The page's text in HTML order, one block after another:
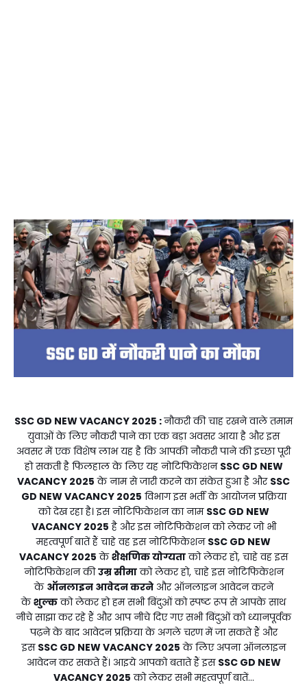
SSC GD NEW VACANCY 2025 :नौकरी की चाह रखने वाले तमाम
युवाओं के लिए नौकरी पाने का एक बड़ा अवसर आया है और इस
अवसर में एक विशेष लाभ यह है कि आपकी नौकरी पाने की इच्छा पूरी
हो सकती है फिलहाल के लिए यह नोटिफिकेशन SSC GD NEW
VACANCY 2025 के नाम से जारी करने का संकेत हुआ है और SSC
GD NEW VACANCY 2025 विभाग इस भर्ती के आयोजन प्रक्रिया
को देख रहा है। इस नोटिफिकेशन का नाम SSC GD NEW
VACANCY 2025 है और इस नोटिफिकेशन को लेकर जो भी
महत्वपूर्ण बातें हैं चाहे वह इस नोटिफिकेशन SSC GD NEW
VACANCY 2025 केशैक्षणिक योग्यताको लेकर हो, चाहे वह इस
नोटिफिकेशन कीउम्र सीमाको लेकर हो, चाहे इस नोटिफिकेशन
के ऑनलाइन आवेदन करनेऔर ऑनलाइन आवेदन करने
केशुल्कको लेकर हो हम सभी बिंदुओं को स्पष्ट रूप से आपके साथ
नीचे साझा कर रहे हैं और आप नीचे दिए गए सभी बिंदुओं को ध्यानपूर्वक
पढ़ने के बाद आवेदन प्रक्रिया के अगले चरण में जा सकते हैं और
इस SSC GD NEW VACANCY 2025 के लिए अपना ऑनलाइन
आवेदन कर सकते हैं। आइये आपको बताते हैं इस SSC GD NEW
VACANCY 2025 को लेकर सभी महत्वपूर्ण बातें...